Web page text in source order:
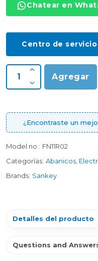
Chatear en
Centro de servicio
Agregar
¿Encontraste un
Model no.: FN11R02
Categorías: Abanicos
Brands: Sankey
Detalles del producto
Questions and